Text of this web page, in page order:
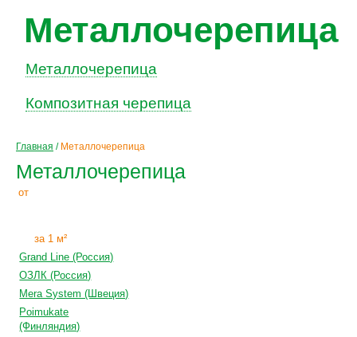
Металлочерепица
Металлочерепица
Композитная черепица
Главная / Металлочерепица
Металлочерепица
от
за 1 м²
Grand Line (Россия)
ОЗЛК (Россия)
Mera System (Швеция)
Poimukate
(Финляндия)